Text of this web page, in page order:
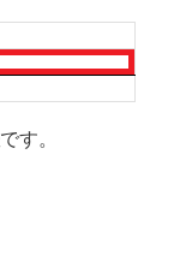
です。